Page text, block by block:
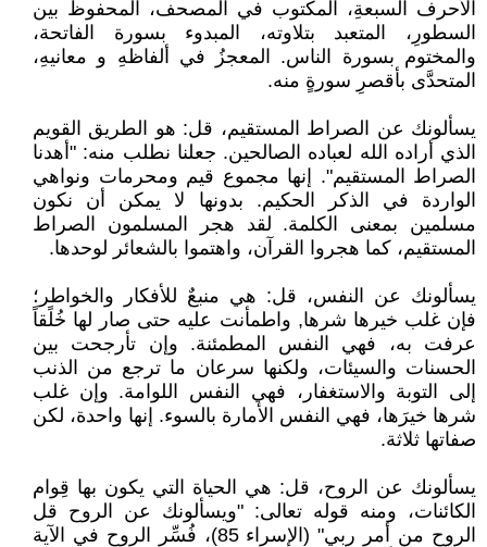
الأحرف السبعةِ، المكتوب في المصحف، المحفوظُ بين
السطورِ، المتعبد بتلاوته، المبدوء بسورة الفاتحة،
والمختوم بسورة الناس. المعجزُ في ألفاظهِ و معانيهِ،
المتحدَّى بأقصرِ سورةٍ منه.
يسألونك عن الصراط المستقيم، قل: هو الطريق القويم
الذي أراده الله لعباده الصالحين. جعلنا نطلب منه: "أهدنا
الصراط المستقيم". إنها مجموع قيم ومحرمات ونواهي
الواردة في الذكر الحكيم. بدونها لا يمكن أن نكون
مسلمين بمعنى الكلمة. لقد هجر المسلمون الصراط
المستقيم، كما هجروا القرآن، واهتموا بالشعائر لوحدها.
يسألونك عن النفس، قل: هي منبعٌ للأفكار والخواطر؛
فإن غلب خيرها شرها, واطمأنت عليه حتى صار لها خُلًقاً
عرفت به، فهي النفس المطمئنة. وإن تأرجحت بين
الحسنات والسيئات، ولكنها سرعان ما ترجع من الذنب
إلى التوبة والاستغفار، فهي النفس اللوامة. وإن غلب
شرها خيرَها، فهي النفس الأمارة بالسوء. إنها واحدة، لكن
صفاتها ثلاثة.
يسألونك عن الروح، قل: هي الحياة التي يكون بها قِوام
الكائنات، ومنه قوله تعالى: "ويسألونك عن الروح قل
الروح من أمر ربي" (الإسراء 85)، فُسِّر الروح في الآية